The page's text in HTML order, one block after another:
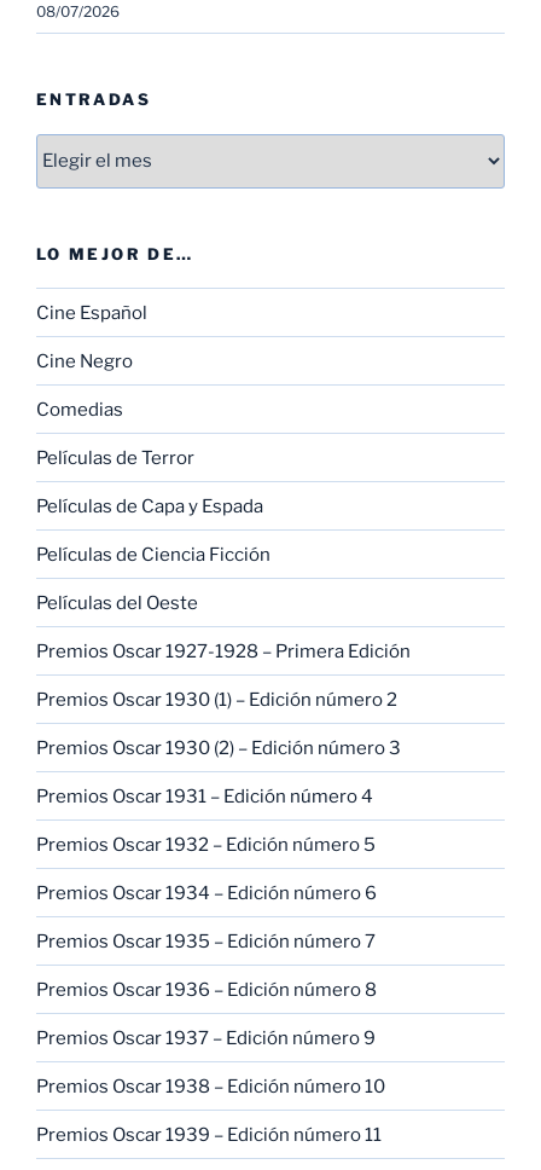
08/07/2026
ENTRADAS
Entradas
LO MEJOR DE…
Cine Español
Cine Negro
Comedias
Películas de Terror
Películas de Capa y Espada
Películas de Ciencia Ficción
Películas del Oeste
Premios Oscar 1927-1928 – Primera Edición
Premios Oscar 1930 (1) – Edición número 2
Premios Oscar 1930 (2) – Edición número 3
Premios Oscar 1931 – Edición número 4
Premios Oscar 1932 – Edición número 5
Premios Oscar 1934 – Edición número 6
Premios Oscar 1935 – Edición número 7
Premios Oscar 1936 – Edición número 8
Premios Oscar 1937 – Edición número 9
Premios Oscar 1938 – Edición número 10
Premios Oscar 1939 – Edición número 11